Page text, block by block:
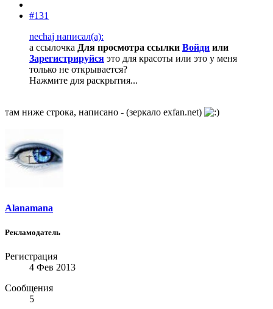
#131
nechaj написал(а):
а ссылочка Для просмотра ссылки Войди или
Зарегистрируйся это для красоты или это у меня
только не открывается?
Нажмите для раскрытия...
там ниже строка, написано - (зеркало exfan.net)
Alanamana
Рекламодатель
Регистрация
4 Фев 2013
Сообщения
5